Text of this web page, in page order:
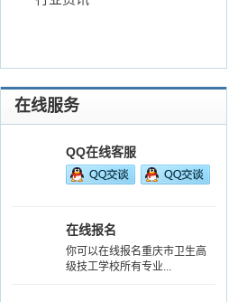
在线服务
QQ在线客服
在线报名
你可以在线报名重庆市卫生高
级技工学校所有专业...